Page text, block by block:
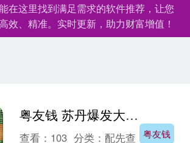
在这里找到满足需求的软件推荐，让您
效、精准。实时更新，助力财富增值！
粤友钱 苏丹爆发大屠杀，不到48小时内就有2000多人被处决，医院成处决场，尸体堆积如山
粤友钱
查看： 103 分类：配先查